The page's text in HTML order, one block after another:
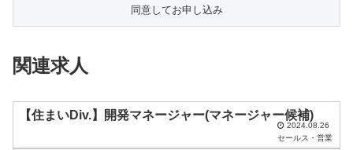
フ
ー
関連求人
【住まいDiv.】開発マネージャー(マネージャー候補)
2024.08.26
セールス・営業